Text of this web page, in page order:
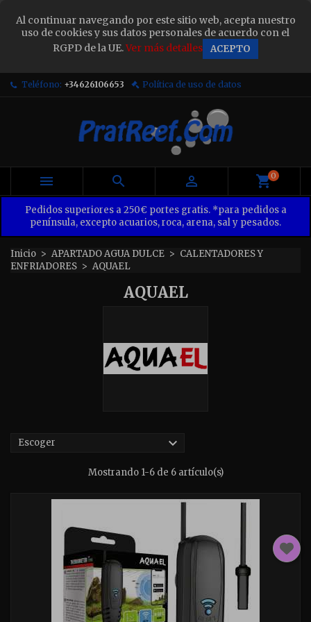
Al continuar navegando por este sitio web, acepta nuestro
uso de cookies y sus datos personales de acuerdo con el
RGPD de la UE.Ver más detalles ACEPTO
Teléfono: +34626106653 Política de uso de datos
   0
Pedidos superiores a 250€ portes gratis. *para pedidos a
península, excepto acuarios, roca, arena, sal y pesados.
Inicio APARTADO AGUA DULCE
CALENTADORES Y
ENFRIADORES
AQUAEL
AQUAEL
Escoger 
Mostrando 1-6 de 6 artículo(s)
Sign in ×
You need to be logged in to save products in your
wish list.